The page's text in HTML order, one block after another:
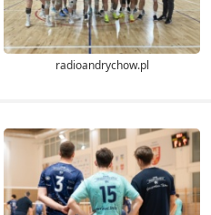
radioandrychow.pl